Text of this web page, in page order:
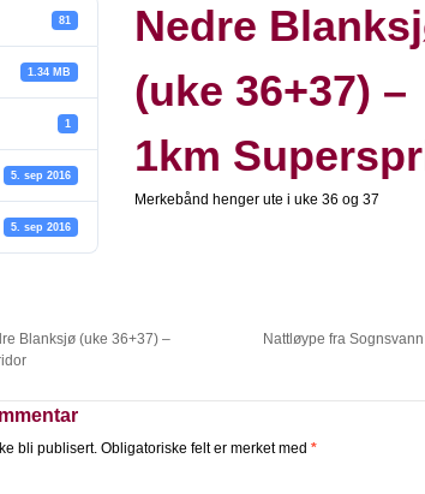
81
1.34 MB
1
5. sep 2016
5. sep 2016
Nedre
(uke 36+37) –
1km
Merkebånd henger ute i uke 36 og 37
Blanksjø (uke 36+37) –
Nattløype fra
bli publisert. Obligatoriske felt er merket med *